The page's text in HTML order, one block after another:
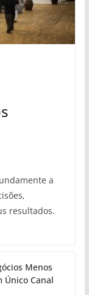
a
resultados.
Menos
Único Canal